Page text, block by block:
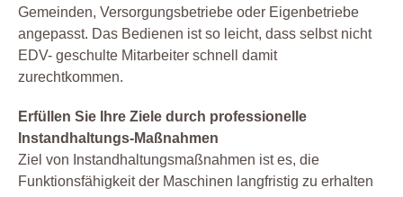
Gemeinden, Versorgungsbetriebe oder Eigenbetriebe
angepasst. Das Bedienen ist so leicht, dass selbst nicht
EDV- geschulte Mitarbeiter schnell damit
zurechtkommen.
Erfüllen Sie Ihre Ziele durch professionelle
Instandhaltungs-Maßnahmen
Ziel von Instandhaltungsmaßnahmen ist es, die
Funktionsfähigkeit der Maschinen langfristig zu erhalten